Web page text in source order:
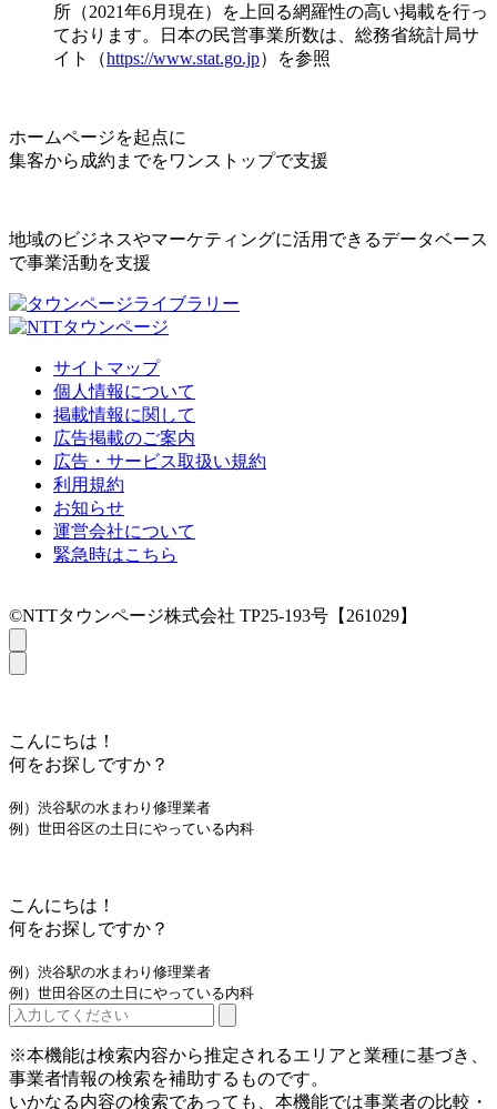
所（2021年6月現在）を上回る網羅性の高い掲載を行っ
ております。日本の民営事業所数は、総務省統計局サ
イト（https://www.stat.go.jp）を参照
ホームページを起点に
集客から成約までをワンストップで支援
地域のビジネスやマーケティングに活用できるデータベース
で事業活動を支援
サイトマップ
個人情報について
掲載情報に関して
広告掲載のご案内
広告・サービス取扱い規約
利用規約
お知らせ
運営会社について
緊急時はこちら
©NTTタウンページ株式会社 TP25-193号【261029】
こんにちは！
何をお探しですか？
例）渋谷駅の水まわり修理業者
例）世田谷区の土日にやっている内科
こんにちは！
何をお探しですか？
例）渋谷駅の水まわり修理業者
例）世田谷区の土日にやっている内科
※本機能は検索内容から推定されるエリアと業種に基づき、
事業者情報の検索を補助するものです。
いかなる内容の検索であっても、本機能では事業者の比較・